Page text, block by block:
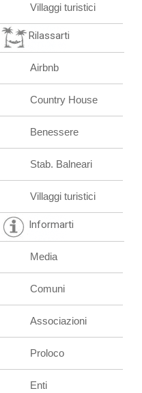
Villaggi turistici
Rilassarti
Airbnb
Country House
Benessere
Stab. Balneari
Villaggi turistici
Informarti
Media
Comuni
Associazioni
Proloco
Enti